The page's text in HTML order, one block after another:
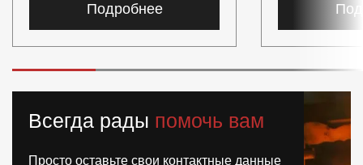
Подробнее
Всегда рады помочь вам
Просто оставьте свои контактные данные